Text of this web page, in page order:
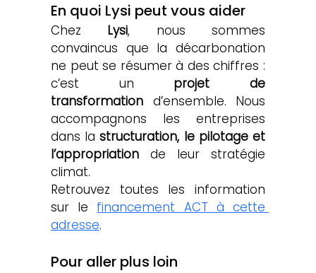
En quoi Lysi peut vous aider
Chez Lysi, nous sommes
convaincus que la décarbonation
ne peut se résumer à des chiffres :
c’est un projet de
transformation d’ensemble. Nous
accompagnons les entreprises
dans la structuration, le pilotage et
l’appropriation de leur stratégie
climat.
Retrouvez toutes les information
sur le financement ACT à cette
adresse.
Pour aller plus loin